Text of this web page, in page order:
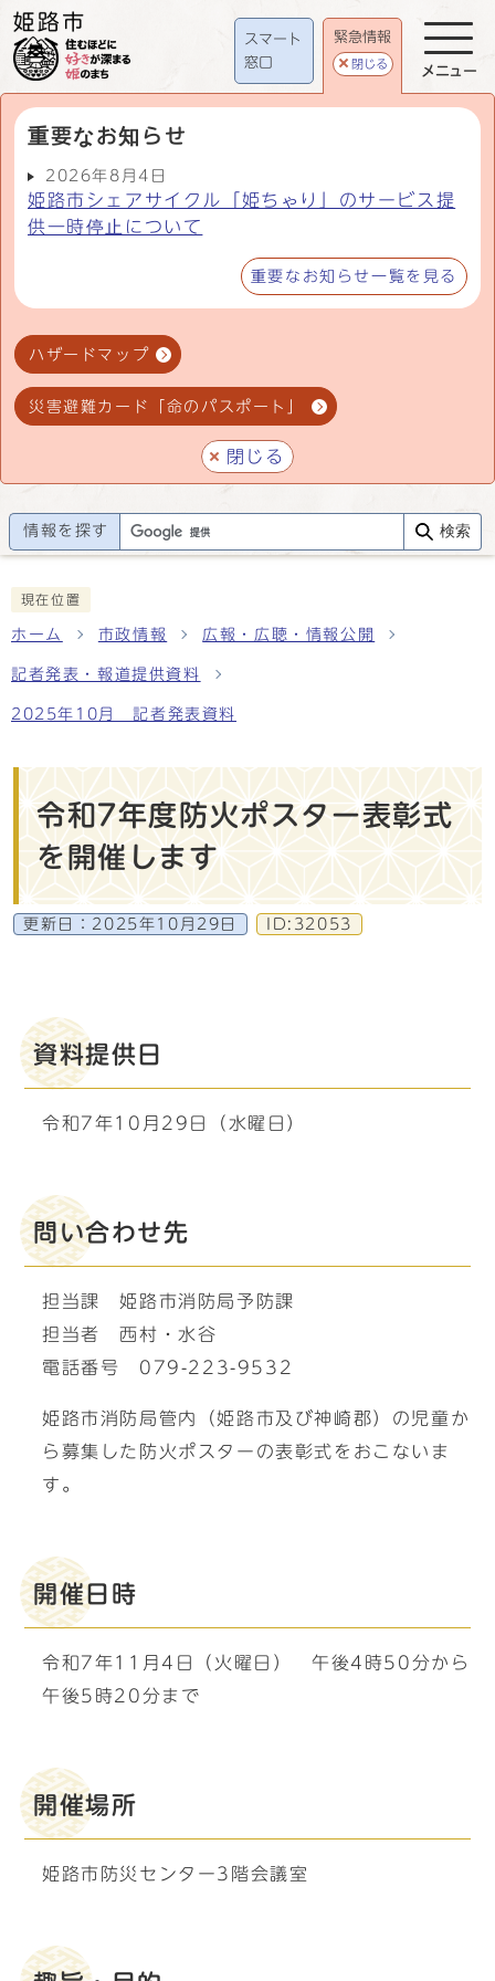
スマート
窓口
緊急情報
閉じる
重要なお知らせ
2026年8月4日
姫路市シェアサイクル「姫ちゃり」のサービス提
供一時停止について
重要なお知らせ一覧を見る
ハザードマップ
災害避難カード「命のパスポート」
閉じる
メニュー
情報を探す 検索
現在位置
ホーム 市政情報 広報・広聴・情報公開
記者発表・報道提供資料
2025年10月 記者発表資料
令和7年度防火ポスター表彰式
を開催します
更新日： 2025年10月29日 ID:32053
資料提供日
令和7年10月29日（水曜日）
問い合わせ先
担当課 姫路市消防局予防課
担当者 西村・水谷
電話番号 079-223-9532
姫路市消防局管内（姫路市及び神崎郡）の児童か
ら募集した防火ポスターの表彰式をおこないま
す。
開催日時
令和7年11月4日（火曜日） 午後4時50分から
午後5時20分まで
開催場所
姫路市防災センター3階会議室